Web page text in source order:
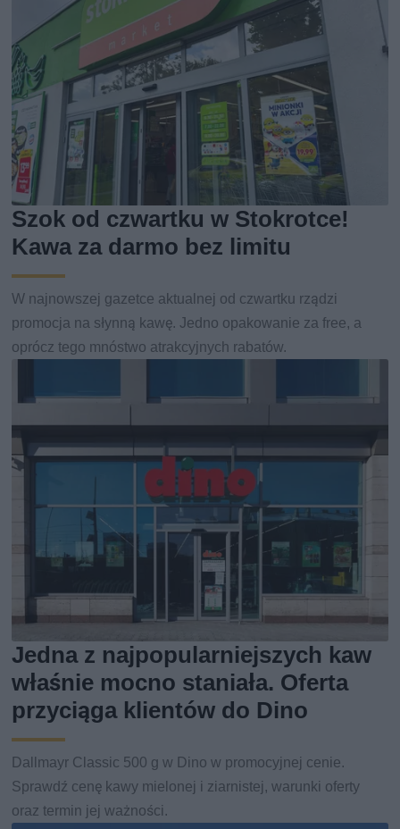
Szok od czwartku w Stokrotce!
Kawa za darmo bez limitu
W najnowszej gazetce aktualnej od czwartku rządzi
promocja na słynną kawę. Jedno opakowanie za free, a
oprócz tego mnóstwo atrakcyjnych rabatów.
Jedna z najpopularniejszych kaw
właśnie mocno staniała. Oferta
przyciąga klientów do Dino
Dallmayr Classic 500 g w Dino w promocyjnej cenie.
Sprawdź cenę kawy mielonej i ziarnistej, warunki oferty
oraz termin jej ważności.